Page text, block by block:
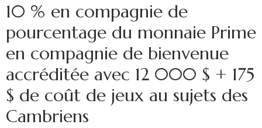
10 % en compagnie de
pourcentage du monnaie Prime
en compagnie de bienvenue
accréditée avec 12 000 $ + 175
$ de coût de jeux au sujets des
Cambriens